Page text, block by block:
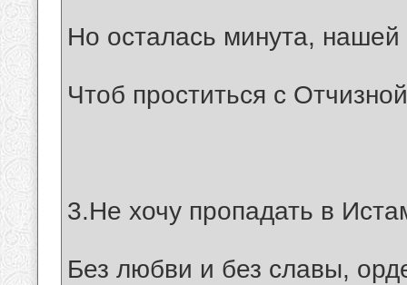
Но осталась минута,
Чтоб проститься с
3.Не хочу пропадать в
Без любви и без славы,